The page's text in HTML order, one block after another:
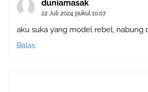
duniamasak
22 Juli 2024 pukul 10.07
aku suka yang model rebel, nabung
Balas